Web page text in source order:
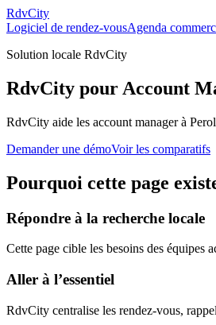
RdvCity
Logiciel de rendez-vousAgenda
Solution locale RdvCity
RdvCity pour Account
RdvCity aide les account manager à
Demander une démoVoir les comparatifs
Pourquoi cette page
Répondre à la recherche locale
Cette page cible les besoins des équipes
Aller à l’essentiel
RdvCity centralise les rendez-vous,